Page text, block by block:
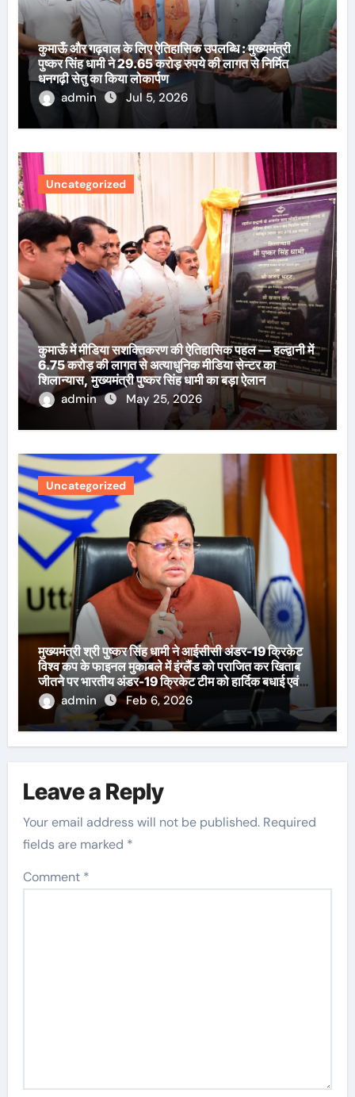
कुमाऊँ और गढ़वाल के लिए ऐतिहासिक उपलब्धि : मुख्यमंत्री
पुष्कर सिंह धामी ने 29.65 करोड़ रुपये की लागत से निर्मित
धनगढ़ी सेतु का किया लोकार्पण
admin
Jul 5, 2026
Uncategorized
कुमाऊँ में मीडिया सशक्तिकरण की ऐतिहासिक पहल — हल्द्वानी में
6.75 करोड़ की लागत से अत्याधुनिक मीडिया सेन्टर का
शिलान्यास, मुख्यमंत्री पुष्कर सिंह धामी का बड़ा ऐलान
admin
May 25, 2026
Uncategorized
मुख्यमंत्री श्री पुष्कर सिंह धामी ने आईसीसी अंडर-19 क्रिकेट
विश्व कप के फाइनल मुकाबले में इंग्लैंड को पराजित कर खिताब
जीतने पर भारतीय अंडर-19 क्रिकेट टीम को हार्दिक बधाई एवं
शुभकामनाएँ दी हैं।
admin Feb 6, 2026
Leave a Reply
Your email address will not be published. Required
fields are marked *
Comment *